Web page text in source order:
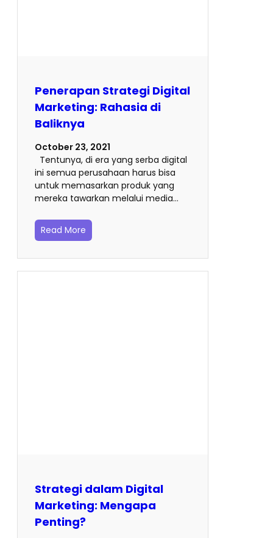
Penerapan Strategi Digital
Marketing: Rahasia di
Baliknya
October 23, 2021
Tentunya, di era yang serba digital
ini semua perusahaan harus bisa
untuk memasarkan produk yang
mereka tawarkan melalui media…
Read More
Strategi dalam Digital
Marketing: Mengapa
Penting?